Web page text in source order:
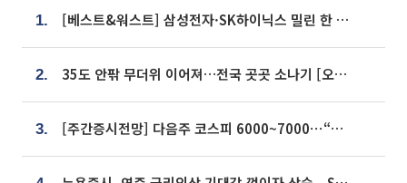
1. [베스트&워스트] 삼성전자·SK하이닉스 밀린 한 주…상상인증권은 85% 급등
2. 35도 안팎 무더위 이어져…전국 곳곳 소나기 [오늘 날씨]
3. [주간증시전망] 다음주 코스피 6000~7000⋯“外人 수급은 정책이 변수”